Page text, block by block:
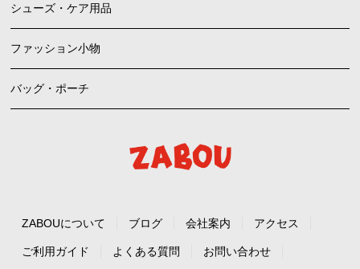
シューズ・ケア用品
ファッション小物
バッグ・ポーチ
ZABOUについて ブログ 会社案内 アクセス
ご利用ガイド よくある質問 お問い合わせ